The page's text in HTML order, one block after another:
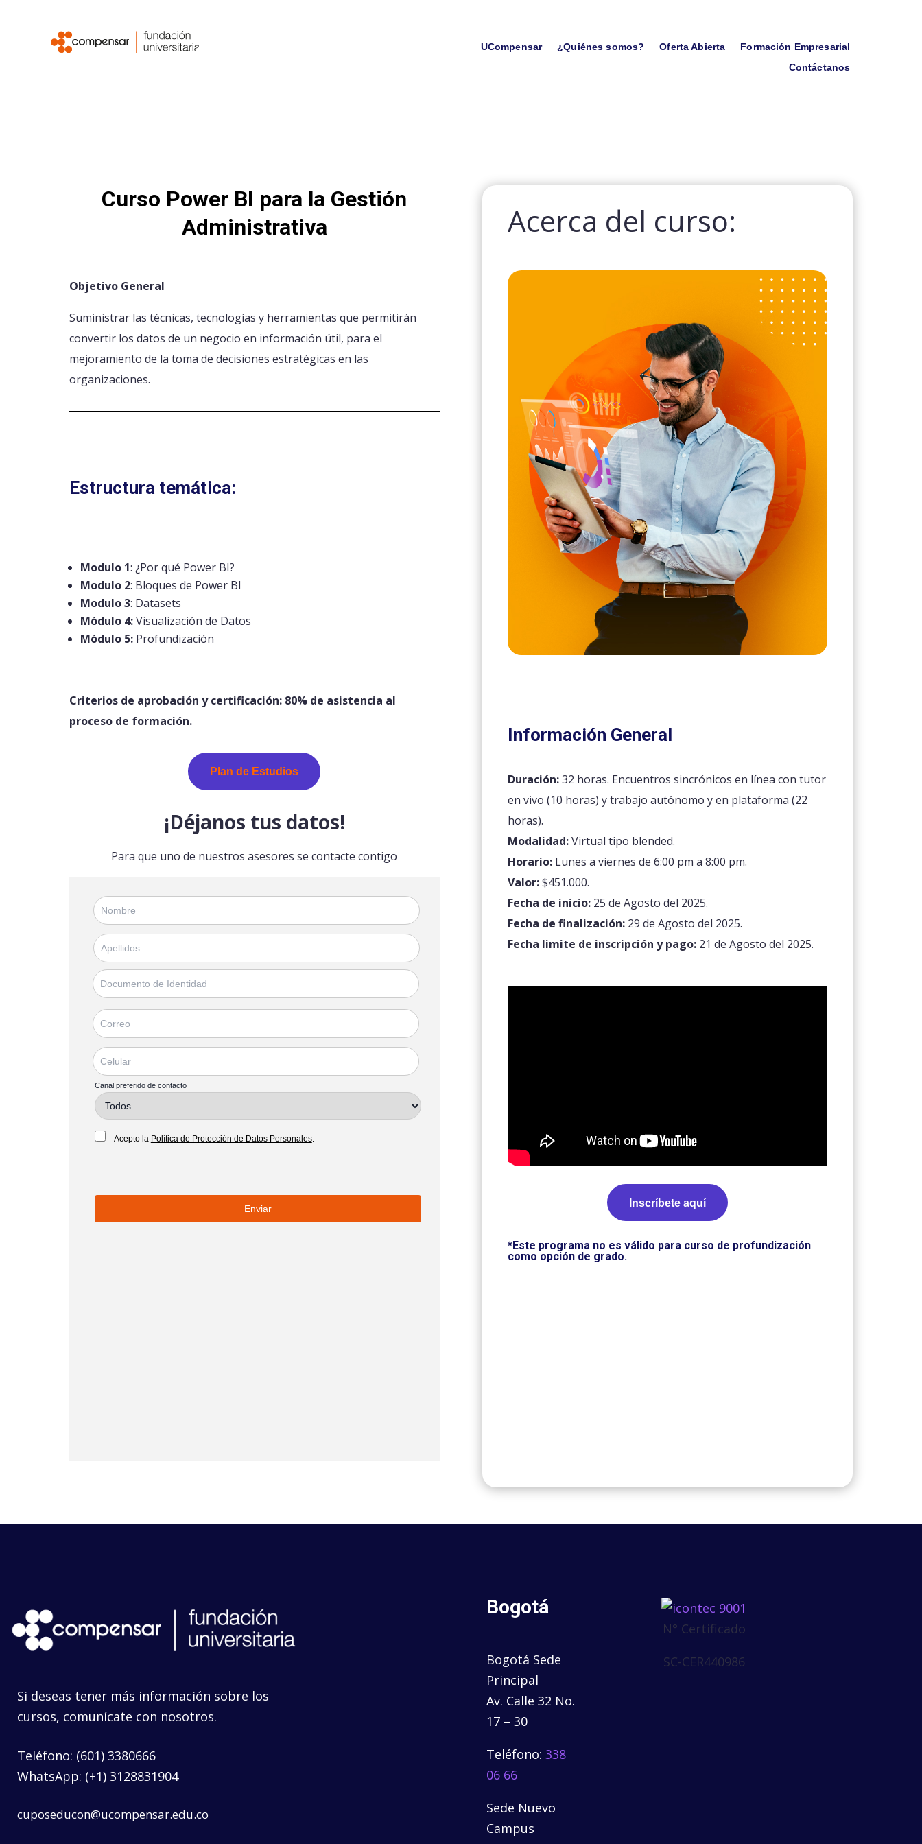
UCompensar ¿Quiénes somos? Oferta Abierta
Formación Empresarial
Contáctanos
Curso Power BI para la Gestión
Administrativa
Objetivo General
Suministrar las técnicas, tecnologías y herramientas que permitirán
convertir los datos de un negocio en información útil, para el
mejoramiento de la toma de decisiones estratégicas en las
organizaciones.
Estructura temática:
Modulo 1: ¿Por qué Power BI?
Modulo 2: Bloques de Power BI
Modulo 3: Datasets
Módulo 4:Visualización de Datos
Módulo 5:Profundización
Criterios de aprobación y certificación: 80% de asistencia al
proceso de formación.
Plan de Estudios
¡Déjanos tus datos!
Para que uno de nuestros asesores se contacte contigo
Acerca del curso:
Información General
Duración:32 horas. Encuentros sincrónicos en línea con tutor
en vivo (10 horas) y trabajo autónomo y en plataforma (22
horas).
Modalidad:Virtual tipo blended.
Horario: Lunes a viernes de 6:00 pm a 8:00 pm.
Valor:$451.000.
Fecha de inicio: 25 de Agosto del 2025.
Fecha de finalización: 29 de Agosto del 2025.
Fecha limite de inscripción y pago: 21 de Agosto del 2025.
Inscríbete aquí
*Este programa no es válido para curso de profundización
como opción de grado.
Si deseas tener más información sobre los
cursos, comunícate con nosotros.
Teléfono: (601) 3380666
WhatsApp: (+1) 3128831904
cuposeducon@ucompensar.edu.co
Bogotá
Bogotá Sede
Principal
Av. Calle 32 No.
17 – 30
Teléfono: 338
06 66
Sede Nuevo
Campus
N° Certificado
SC-CER440986